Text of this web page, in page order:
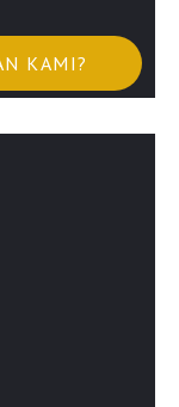
KAMI?